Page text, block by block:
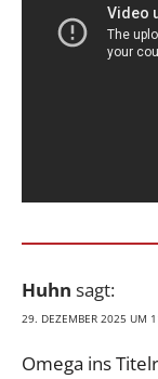
Huhn sagt:
29. DEZEMBER 2025 UM
Omega ins